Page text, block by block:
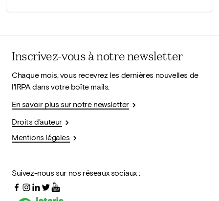
Inscrivez-vous à notre newsletter
Chaque mois, vous recevrez les dernières nouvelles de
l'IRPA dans votre boîte mails.
En savoir plus sur notre newsletter
Droits d'auteur
Mentions légales
Suivez-nous sur nos réseaux sociaux :